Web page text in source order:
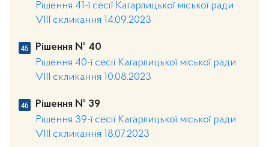
Рішення 41-ї сесії Кагарлицької міської ради
VIII скликання 14.09.2023
Рішення № 40
Рішення 40-ї сесії Кагарлицької міської ради
VIII скликання 10.08.2023
Рішення № 39
Рішення 39-ї сесії Кагарлицької міської ради
VIII скликання 18.07.2023